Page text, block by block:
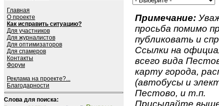
Главная
О проекте
Как исправить ситуацию?
Для участников
Для журналистов
Для оптимизаторов
Для спамеров
Контакты
Форум
Реклама на проекте?...
Благодарности
Слова для поиска:
Примечание:
просьба помимо
публиковать и
Ссылки на
всего вида
карту города,
(автобусы и
Пестово, и т.п.
Присылайте